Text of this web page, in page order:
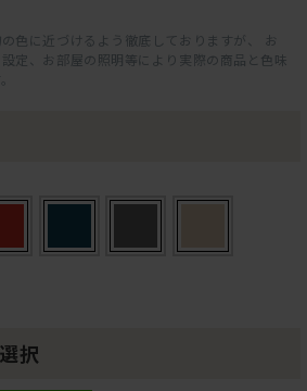
色に近づけるよう徹底しておりますが、 お
定、お部屋の照明等により実際の商品と色味
択